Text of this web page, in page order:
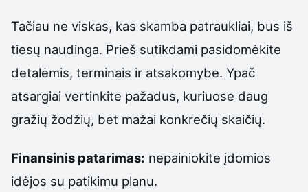
Tačiau ne viskas, kas skamba patraukliai, bus iš
tiesų naudinga. Prieš sutikdami pasidomėkite
detalėmis, terminais ir atsakomybe. Ypač
atsargiai vertinkite pažadus, kuriuose daug
gražių žodžių, bet mažai konkrečių skaičių.
Finansinis patarimas: nepainiokite įdomios
idėjos su patikimu planu.